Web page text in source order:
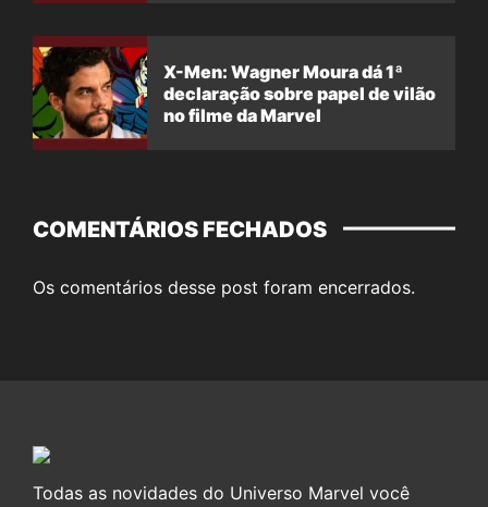
X-Men: Wagner Moura dá 1ª
declaração sobre papel de vilão
no filme da Marvel
COMENTÁRIOS FECHADOS
Os comentários desse post foram encerrados.
Todas as novidades do Universo Marvel você